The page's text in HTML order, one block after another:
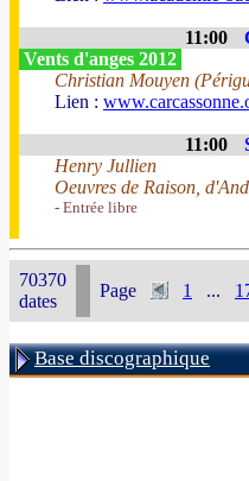
11:00
Vents d'anges 2012
Christian Mouyen
Lien :
11:00
Henry Jullien
Oeuvres de Raison,
- Entrée libre
70370
dates
Page 1 ...
Base discographique